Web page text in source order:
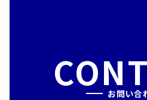
お問い合